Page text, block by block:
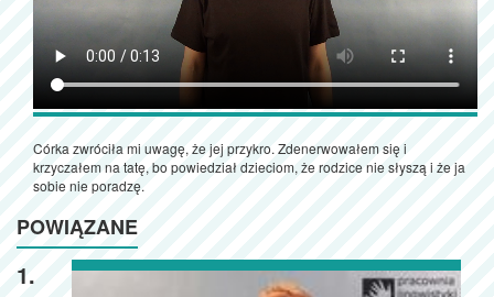
Córka zwróciła mi uwagę, że jej przykro. Zdenerwowałem się i
krzyczałem na tatę, bo powiedział dzieciom, że rodzice nie słyszą i że ja
sobie nie poradzę.
POWIĄZANE
1.